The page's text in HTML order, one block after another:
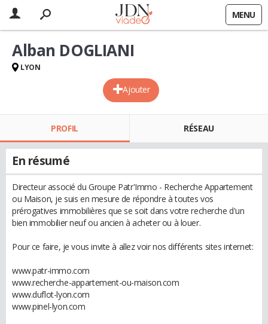
MENU
Ajouter
Alban DOGLIANI
LYON
PROFIL RÉSEAU
En résumé
Directeur associé du Groupe Patr'Immo - Recherche Appartement
ou Maison, je suis en mesure de répondre à toutes vos
prérogatives immobilières que se soit dans votre recherche d'un
bien immobilier neuf ou ancien à acheter ou à louer.
Pour ce faire, je vous invite à allez voir nos différents sites internet:
www.patr-immo.com
www.recherche-appartement-ou-maison.com
www.duflot-lyon.com
www.pinel-lyon.com